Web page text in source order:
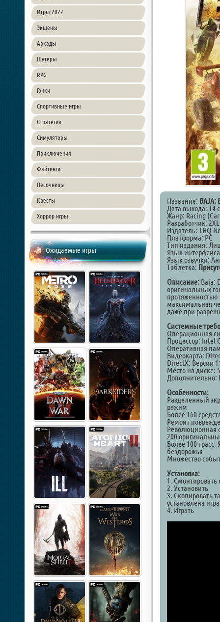
Игры 2022
Экшены
Аркады
Шутеры
RPG
Гонки
Спортивные игры
Стратегии
Симуляторы
Приключения
Файтинги
Песочницы
Квесты
Хоррор игры
Ожидаемые игры
Название: BAJA:
Дата выхода: 14
Жанр: Racing
Разработчик:
Издатель: THQ
Платформа: PC
Тип издания:
Язык
Язык озвучки:
Таблетка:
Описание: Baja:
оригинальных
протяженностью
максимальная
даже при
Системные
Операционная
Процессор: Intel
Оперативная
Видеокарта:
DirectX: Версии
Место на диске:
Дополнительно:
Особенности:
Разделенный
режим
Более 160
Ремонт
Революционная
200
Более 100
бездорожья
Множество
Установка:
1. Смонтировать
2. Установить
3. Скопировать
установлена игра
4. Играть